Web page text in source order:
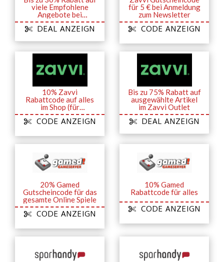
viele Empfohlene
Angebote bei
WIRKAUFENS
DEAL ANZEIGN
für 5 € bei Anmeldung
zum Newsletter
CODE ANZEIGN
10% Zavvi
Rabattcode auf alles
im Shop (für
Studierende)
CODE ANZEIGN
Bis zu 75% Rabatt auf
ausgewählte Artikel
im Zavvi Outlet
DEAL ANZEIGN
20% Gamed
Gutscheincode für das
gesamte Online Spiele
CODE ANZEIGN
10% Gamed
Rabattcode für alles
CODE ANZEIGN